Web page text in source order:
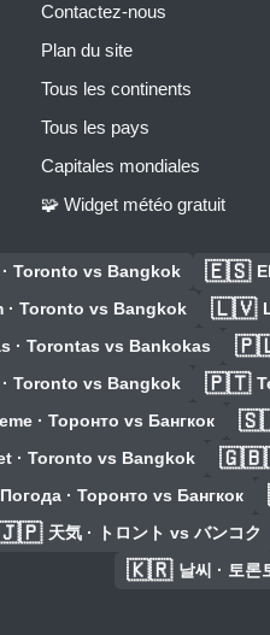
Contactez-nous
Plan du site
Tous les continents
Tous les pays
Capitales mondiales
🧩 Widget météo gratuit
Toronto vs Bangkok 🇪🇸
· Toronto vs Bangkok 🇱🇻
· Torontas vs Bankokas
· Toronto vs Bangkok 🇵🇹
· Торонто vs Бангкок
· Toronto vs Bangkok
Погода · Торонто vs Бангкок
天気 · トロント vs バンコク
🇰🇷 날씨 · 토론